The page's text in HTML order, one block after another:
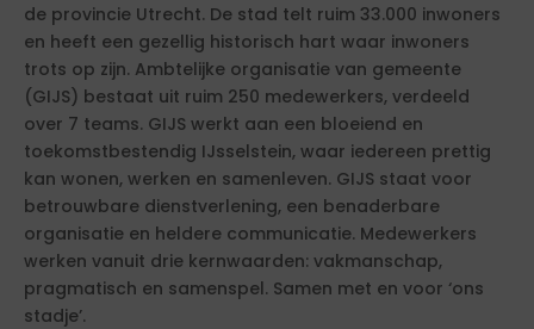
de provincie Utrecht. De stad telt ruim 33.000 inwoners
en heeft een gezellig historisch hart waar inwoners
trots op zijn. Ambtelijke organisatie van gemeente
(GIJS) bestaat uit ruim 250 medewerkers, verdeeld
over 7 teams. GIJS werkt aan een bloeiend en
toekomstbestendig IJsselstein, waar iedereen prettig
kan wonen, werken en samenleven. GIJS staat voor
betrouwbare dienstverlening, een benaderbare
organisatie en heldere communicatie. Medewerkers
werken vanuit drie kernwaarden: vakmanschap,
pragmatisch en samenspel. Samen met en voor ‘ons
stadje’.